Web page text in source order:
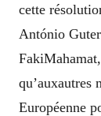
cette
António
Européenne